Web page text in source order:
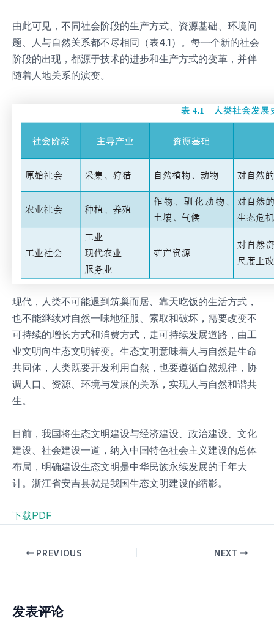
由此可见，不同社会阶段的生产方式、资源基础、环境问
题、人与自然关系都不尽相同（表4.1）。每一个新的社会
阶段的出现，都源于技术的进步和生产方式的变革，并伴
随着人地关系的演变。
现代，人类不可能退到筑巢而居、靠天吃饭的生活方式，
也不能继续对自然一味地征服、索取和破坏，需要改变不
可持续的增长方式和消费方式，走可持续发展道路，由工
业文明向生态文明转变。生态文明意味着人与自然是生命
共同体，人类既要开发利用自然，也要遵循自然规律，协
调人口、资源、环境与发展的关系，实现人与自然和谐共
生。
目前，我国将生态文明建设与经济建设、政治建设、文化
建设、社会建设一道，纳入中国特色社会主义建设的总体
布局，明确建设生态文明是中华民族永续发展的千年大
计。浙江省安吉县就是我国生态文明建设的缩影。
下载PDF
PREVIOUS NEXT
发表评论